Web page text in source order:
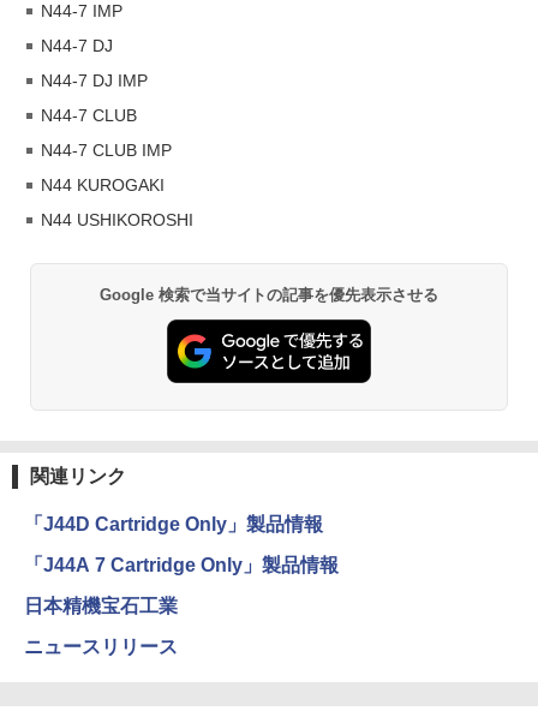
N44-7 IMP
N44-7 DJ
N44-7 DJ IMP
N44-7 CLUB
N44-7 CLUB IMP
N44 KUROGAKI
N44 USHIKOROSHI
Google 検索で当サイトの記事を優先表示させる
関連リンク
「J44D Cartridge Only」製品情報
「J44A 7 Cartridge Only」製品情報
日本精機宝石工業
ニュースリリース